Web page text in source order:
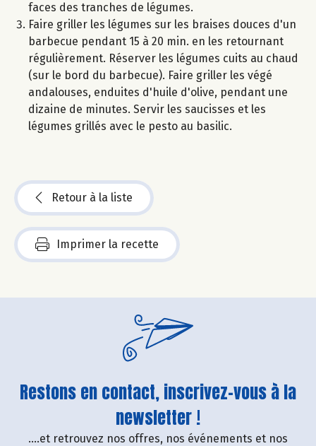
faces des tranches de légumes.
Faire griller les légumes sur les braises douces d'un
barbecue pendant 15 à 20 min. en les retournant
régulièrement. Réserver les légumes cuits au chaud
(sur le bord du barbecue). Faire griller les végé
andalouses, enduites d'huile d'olive, pendant une
dizaine de minutes. Servir les saucisses et les
légumes grillés avec le pesto au basilic.
Retour à la liste
Imprimer la recette
Restons en contact, inscrivez-vous à la
newsletter !
....et retrouvez nos offres, nos événements et nos